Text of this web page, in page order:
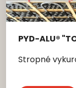
PYD-ALU®
Stropné